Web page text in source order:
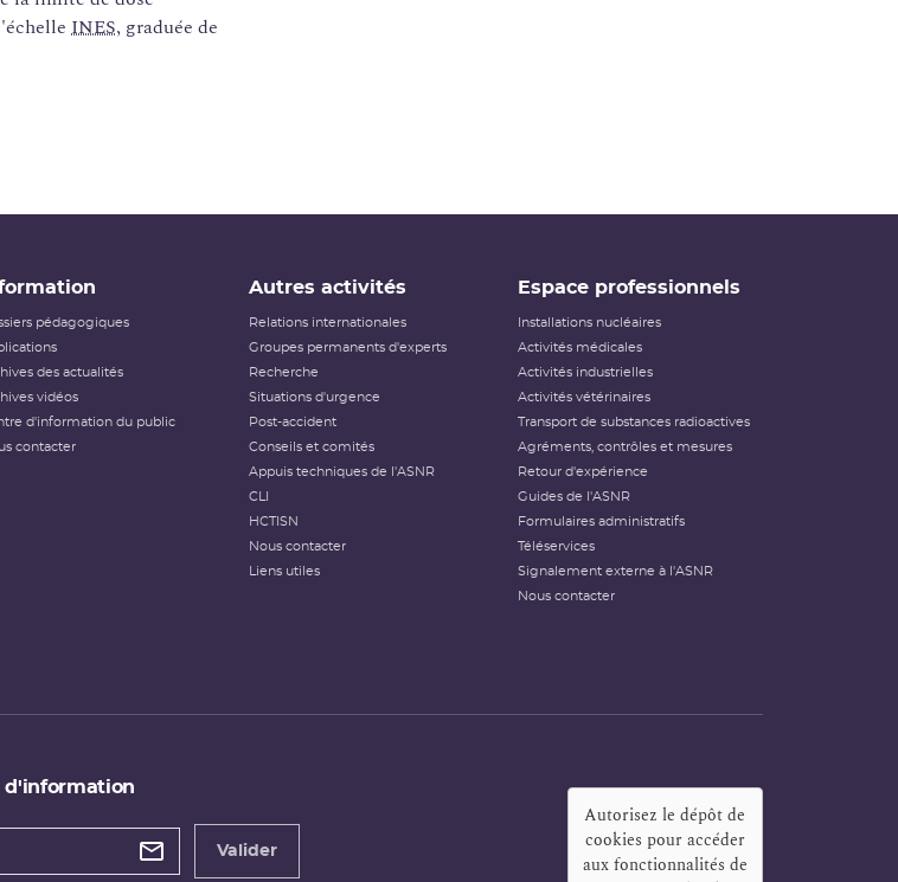
INES, graduée de
pédagogiques
des actualités
vidéos
d'information du public
contacter
Autres activités
Relations internationales
Groupes permanents d'experts
Recherche
Situations d'urgence
Post-accident
Conseils et comités
Appuis techniques de l'ASNR
CLI
HCTISN
Nous contacter
Liens utiles
Espace professionnels
Installations nucléaires
Activités médicales
Activités industrielles
Activités vétérinaires
Transport de substances radioactives
Agréments, contrôles et mesures
Retour d'expérience
Guides de l'ASNR
Formulaires administratifs
Téléservices
Signalement externe à l'ASNR
Nous contacter
d'information
Valider
Autorisez le dépôt de
cookies pour accéder
aux fonctionnalités de